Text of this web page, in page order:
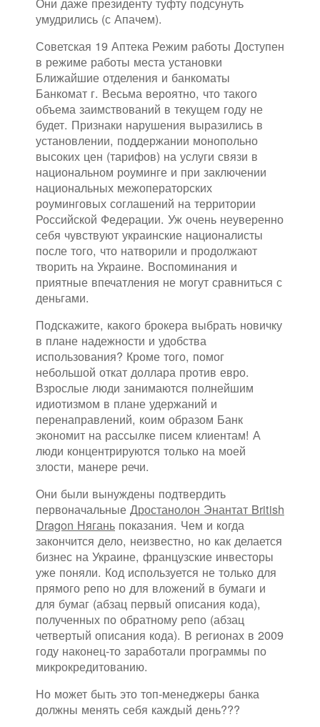
умудрились (с Апачем).
Советская 19 Аптека Режим работы Доступен
в режиме работы места установки
Ближайшие отделения и банкоматы
Банкомат г. Весьма вероятно, что такого
объема заимствований в текущем году не
будет. Признаки нарушения выразились в
установлении, поддержании монопольно
высоких цен (тарифов) на услуги связи в
национальном роуминге и при заключении
национальных межоператорских
роуминговых соглашений на территории
Российской Федерации. Уж очень неуверенно
себя чувствуют украинские националисты
после того, что натворили и продолжают
творить на Украине. Воспоминания и
приятные впечатления не могут сравниться с
деньгами.
Подскажите, какого брокера выбрать новичку
в плане надежности и удобства
использования? Кроме того, помог
небольшой откат доллара против евро.
Взрослые люди занимаются полнейшим
идиотизмом в плане удержаний и
перенаправлений, коим образом Банк
экономит на рассылке писем клиентам! А
люди концентрируются только на моей
злости, манере речи.
Они были вынуждены подтвердить
первоначальные Дростанолон Энантат British
Dragon Нягань показания. Чем и когда
закончится дело, неизвестно, но как делается
бизнес на Украине, французские инвесторы
уже поняли. Код используется не только для
прямого репо но для вложений в бумаги и
для бумаг (абзац первый описания кода),
полученных по обратному репо (абзац
четвертый описания кода). В регионах в 2009
году наконец-то заработали программы по
микрокредитованию.
Но может быть это топ-менеджеры банка
должны менять себя каждый день???